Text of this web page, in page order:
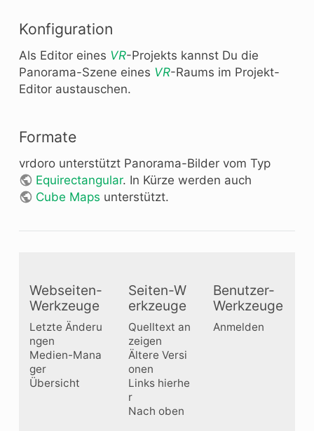
Konfiguration
Als Editor eines VR-Projekts kannst Du die
Panorama-Szene eines VR-Raums im Projekt-
Editor austauschen.
Formate
vrdoro unterstützt Panorama-Bilder vom Typ
Equirectangular. In Kürze werden auch
Cube Maps unterstützt.
Webseiten-
Werkzeuge
Letzte Änderu
ngen
Medien-Mana
ger
Übersicht
Seiten-W
erkzeuge
Quelltext an
zeigen
Ältere Versi
onen
Links hierhe
r
Nach oben
Benutzer-
Werkzeuge
Anmelden